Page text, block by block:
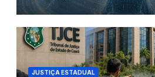
JUSTIÇA ESTADUAL